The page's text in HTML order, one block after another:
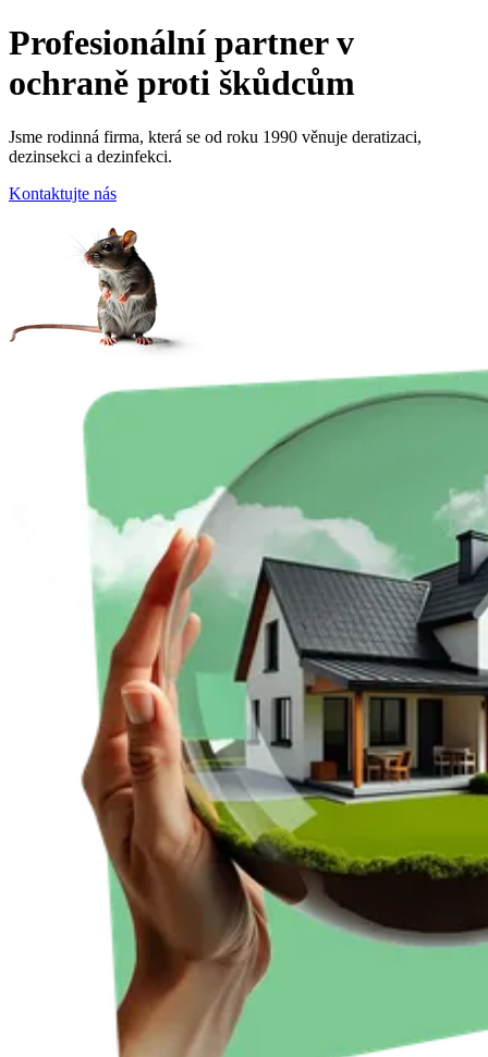
Profesionální partner v
ochraně proti škůdcům
Jsme rodinná firma, která se od roku 1990 věnuje deratizaci,
dezinsekci a dezinfekci.
Kontaktujte nás